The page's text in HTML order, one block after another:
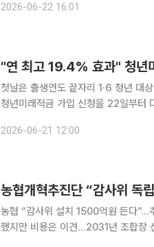
는지가 핵심 쟁점이 될 전망이다. 유
2026-06-22 16:01
"연 최고 19.4% 효과" 청년
첫날은 출생연도 끝자리 1·6 청년 대상월
청년미래적금 가입 신청을 22일부터
정부기여금이 매칭되며, 일반형은 납
2026-06-21 12:00
농협개혁추진단 “감사위
농협 “감사위 설치 1500억원 든다”…
했지만 비용은 이견…2031년 조합장